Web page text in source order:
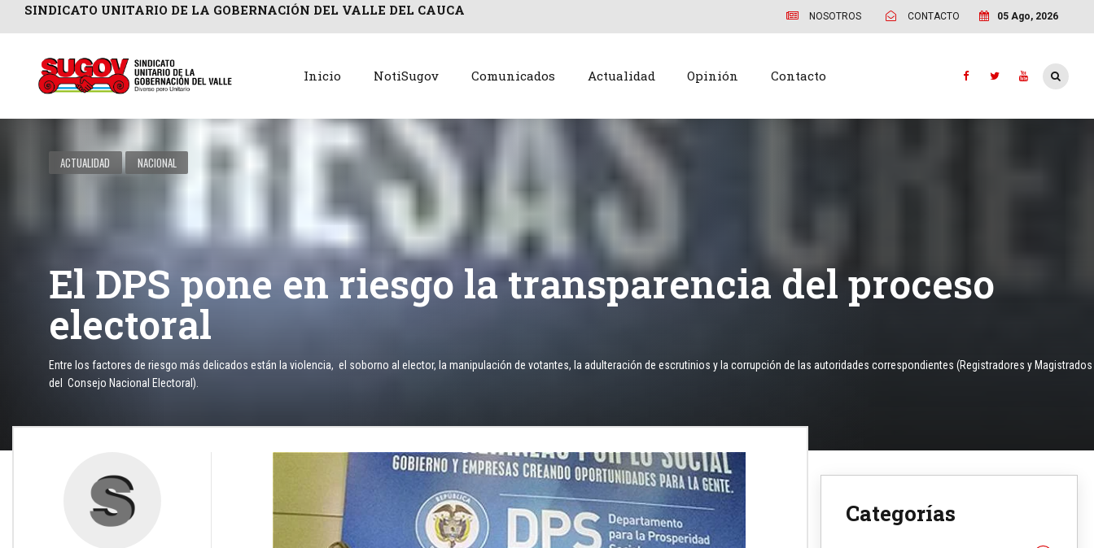
SINDICATO UNITARIO DE LA GOBERNACIÓN DEL VALLE DEL CAUCA NOSOTROS CONTACTO 05 Ago, 2026
Inicio NotiSugov Comunicados Actualidad Opinión Contacto
ACTUALIDAD NACIONAL
El DPS pone en riesgo la transparencia del proceso
electoral
Entre los factores de riesgo más delicados están la violencia, el soborno al elector, la manipulación de votantes, la adulteración de escrutinios y la corrupción de las autoridades correspondientes (Registradores y Magistrados
del Consejo Nacional Electoral).
Categorías